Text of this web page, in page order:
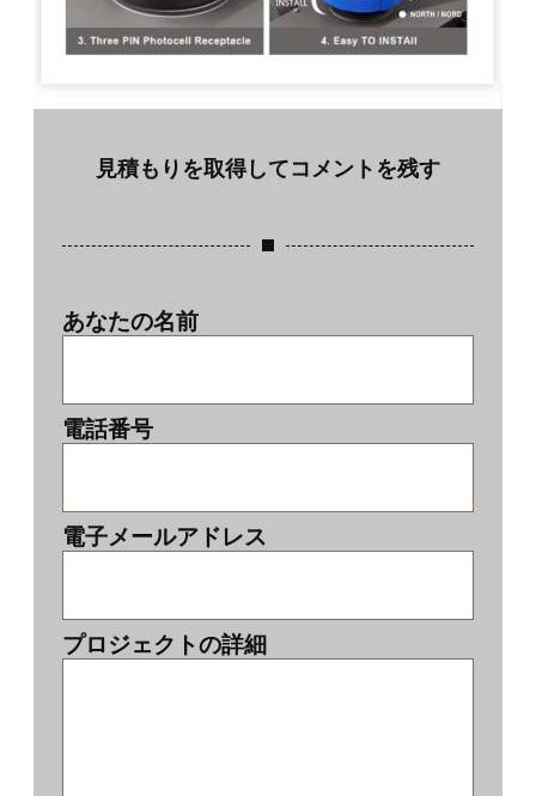
見積もりを取得してコメントを残す
あなたの名前
電話番号
電子メールアドレス
プロジェクトの詳細